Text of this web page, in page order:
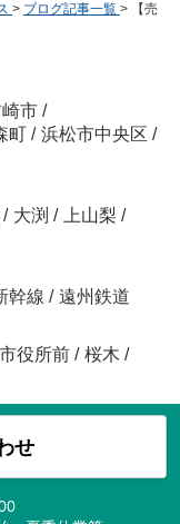
> ブログ記事一覧 >
【売
市 /
町 / 浜松市中央区 /
/ 大渕 / 上山梨 /
幹線 / 遠州鉄道
役所前 / 桜木 /
せ